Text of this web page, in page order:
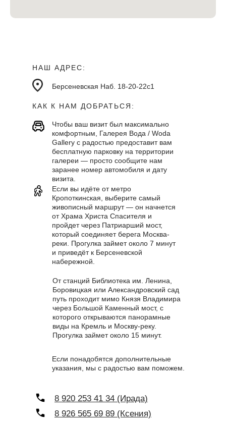
8 920 253 41 34 (Ирада)
8 926 565 69 89 (Ксения)
Берсеневская Наб. 18-20-22с1
НАШ АДРЕС:
КАК К НАМ ДОБРАТЬСЯ:
Чтобы ваш визит был максимально
комфортным, Галерея Вода / Woda
Gallery с радостью предоставит вам
бесплатную парковку на территории
галереи — просто сообщите нам
заранее номер автомобиля и дату
визита.
Если вы идёте от метро
Кропоткинская, выберите самый
живописный маршрут — он начнется
от Храма Христа Спасителя и
пройдет через Патриарший мост,
который соединяет берега Москва-
реки. Прогулка займет около 7 минут
и приведёт к Берсеневской
набережной.
От станций Библиотека им. Ленина,
Боровицкая или Александровский сад
путь проходит мимо Князя Владимира
через Большой Каменный мост, с
которого открываются панорамные
виды на Кремль и Москву-реку.
Прогулка займет около 15 минут.
Если понадобятся дополнительные
указания, мы с радостью вам поможем.